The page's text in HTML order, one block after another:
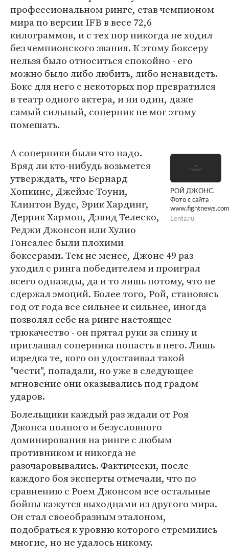
профессиональном ринге, став чемпионом
мира по версии IFB в весе 72,6
килограммов, и с тех пор никогда не ходил
без чемпионского звания. К этому боксеру
нельзя было относиться спокойно - его
можно было либо любить, либо ненавидеть.
Бокс для него с некоторых пор превратился
в театр одного актера, и ни один, даже
самый сильный, соперник не мог этому
помешать.
РОЙ ДЖОНС.
Фото с сайта
www.fightnews.com
Lenta.ru
А соперники были что надо.
Вряд ли кто-нибудь возьмется
утверждать, что Бернард
Хопкинс, Джеймс Тоуни,
Клинтон Вудс, Эрик Хардинг,
Деррик Хармон, Дэвид Телеско,
Реджи Джонсон или Хулио
Гонсалес были плохими
боксерами. Тем не менее, Джонс 49 раз
уходил с ринга победителем и проиграл
всего однажды, да и то лишь потому, что не
сдержал эмоций. Более того, Рой, становясь
год от года все сильнее и сильнее, иногда
позволял себе на ринге настоящее
трюкачество - он прятал руки за спину и
приглашал соперника попасть в него. Лишь
изредка те, кого он удостаивал такой
"чести", попадали, но уже в следующее
мгновение они оказывались под градом
ударов.
Болельщики каждый раз ждали от Роя
Джонса полного и безусловного
доминирования на ринге с любым
противником и никогда не
разочаровывались. Фактически, после
каждого боя эксперты отмечали, что по
сравнению с Роем Джонсом все остальные
бойцы кажутся выходцами из другого мира.
Он стал своеобразным эталоном,
подобраться к уровню которого стремились
многие, но не удалось никому.